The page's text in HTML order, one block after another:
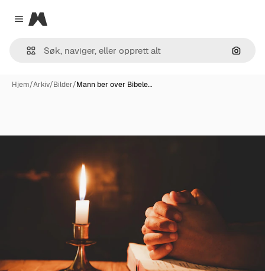
Close menu
Magnific
Søk
Hjem/Arkiv/Bilder/Mann ber over Bibele…